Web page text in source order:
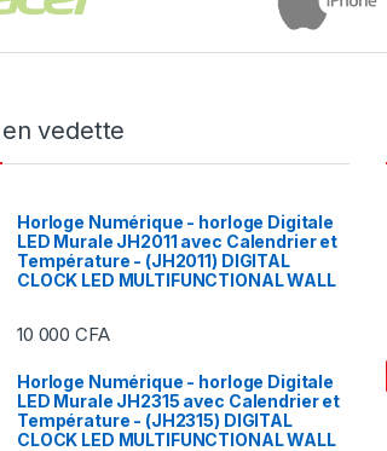
vedette
Horloge Numérique - horloge Digitale
LED Murale JH2011 avec Calendrier et
Température - (JH2011) DIGITAL
CLOCK LED MULTIFUNCTIONAL WALL
10 000CFA
Horloge Numérique - horloge Digitale
LED Murale JH2315 avec Calendrier et
Température - (JH2315) DIGITAL
CLOCK LED MULTIFUNCTIONAL WALL